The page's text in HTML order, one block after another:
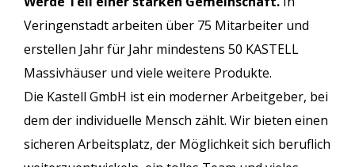
Veringenstadt arbeiten über 75 Mitarbeiter und
erstellen Jahr für Jahr mindestens 50 KASTELL
Massivhäuser und viele weitere Produkte.
Die Kastell GmbH ist ein moderner Arbeitgeber, bei
dem der individuelle Mensch zählt. Wir bieten einen
sicheren Arbeitsplatz, der Möglichkeit sich beruflich